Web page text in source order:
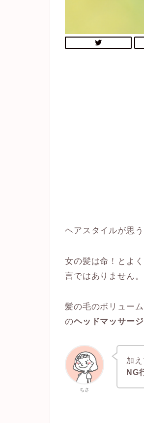
ヘアスタイルが思
女の髪は命！とよ
言ではありません。
髪の毛のボリュー
のヘッドマッサー
ちさ
加
NG